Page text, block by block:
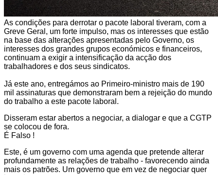
As condições para derrotar o pacote laboral tiveram, com a
Greve Geral, um forte impulso, mas os interesses que estão
na base das alterações apresentadas pelo Governo, os
interesses dos grandes grupos económicos e financeiros,
continuam a exigir a intensificação da acção dos
trabalhadores e dos seus sindicatos.
Já este ano, entregámos ao Primeiro-ministro mais de 190
mil assinaturas que demonstraram bem a rejeição do mundo
do trabalho a este pacote laboral.
Disseram estar abertos a negociar, a dialogar e que a CGTP
se colocou de fora.
É Falso !
Este, é um governo com uma agenda que pretende alterar
profundamente as relações de trabalho - favorecendo ainda
mais os patrões. Um governo que em vez de negociar quer